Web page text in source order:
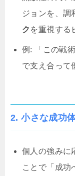
ジョンを、調
ク を重視する
例: 「この戦
で支え合って
2. 小さな成功
個人の強みに
ことで「成功